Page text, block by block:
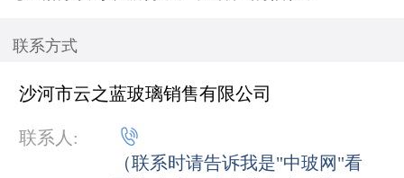
联系方式
沙河市云之蓝玻璃销售有限公司
联系人: 
（联系时请告诉我是"中玻网"看